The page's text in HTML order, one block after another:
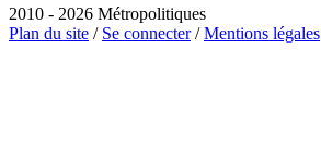
2010 - 2026 Métropolitiques
Plan du site / Se connecter/Mentions légales